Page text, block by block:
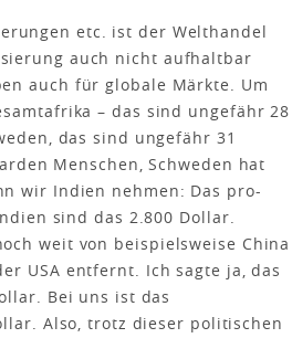
etc. ist der Welthandel
auch nicht aufhaltbar
auch für globale Märkte. Um
– das sind ungefähr 28
das sind ungefähr 31
Menschen, Schweden hat
wir Indien nehmen: Das pro-
sind das 2.800 Dollar.
weit von beispielsweise China
USA entfernt. Ich sagte ja, das
Bei uns ist das
Also, trotz dieser politischen